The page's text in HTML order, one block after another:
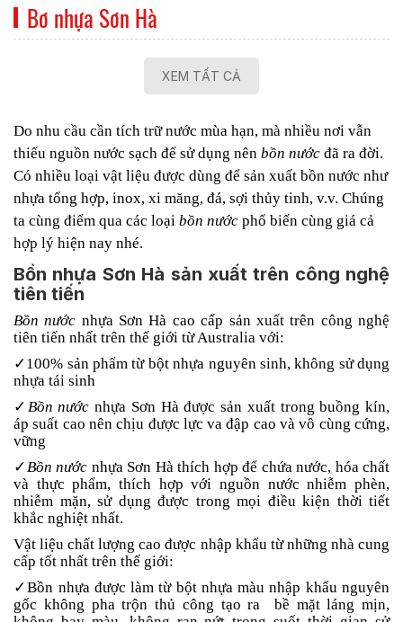
Bơ nhựa Sơn Hà
XEM TẤT CẢ
Do nhu cầu cần tích trữ nước mùa hạn, mà nhiều nơi vẫn
thiếu nguồn nước sạch để sử dụng nên bồn nước đã ra đời.
Có nhiều loại vật liệu được dùng để sản xuất bồn nước như
nhựa tổng hợp, inox, xi măng, đá, sợi thủy tinh, v.v. Chúng
ta cùng điểm qua các loại bồn nước phổ biến cùng giá cả
hợp lý hiện nay nhé.
Bồn nhựa Sơn Hà sản xuất trên công nghệ
tiên tiến
Bồnnước nhựa Sơn Hà cao cấp sản xuất trên công nghệ
tiên tiến nhất trên thế giới từ Australia với:
✓100% sản phẩm từ bột nhựa nguyên sinh, không sử dụng
nhựa tái sinh
✓ Bồn nướcnhựa Sơn Hà được sản xuất trong buồng kín,
áp suất cao nên chịu được lực va đập cao và vô cùng cứng,
vững
✓Bồn nước nhựa Sơn Hà thích hợp để chứa nước, hóa chất
và thực phẩm, thích hợp với nguồn nước nhiễm phèn,
nhiễm mặn, sử dụng được trong mọi điều kiện thời tiết
khắc nghiệt nhất.
Vật liệu chất lượng cao được nhập khẩu từ những nhà cung
cấp tốt nhất trên thế giới:
✓Bồn nhựa được làm từ bột nhựa màu nhập khẩu nguyên
gốc không pha trộn thủ công tạo ra bề mặt láng mịn,